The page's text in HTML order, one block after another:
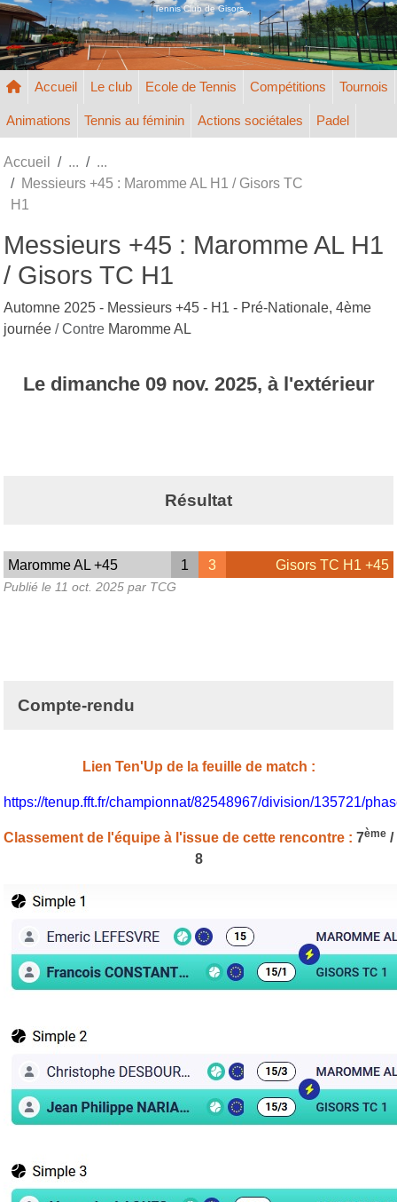
Tennis Club de Gisors
Accueil Le club Ecole de Tennis Compétitions Tournois
Animations Tennis au féminin Actions sociétales Padel
Accueil
Messieurs +45 : Maromme AL H1 / Gisors TC
H1
Messieurs +45 : Maromme AL H1
/ Gisors TC H1
Automne 2025 - Messieurs +45 - H1 - Pré-Nationale, 4ème
journée / Contre Maromme AL
Le dimanche 09 nov. 2025, à l'extérieur
Résultat
Maromme AL +45 1 3 Gisors TC H1 +45
Publié le 11 oct. 2025 par TCG
Compte-rendu
Lien Ten'Up de la feuille de match :
https://tenup.fft.fr/championnat/82548967/division/135721/
Classement de l'équipe à l'issue de cette rencontre : 7ème /
8
Panneau de gestion des cookies